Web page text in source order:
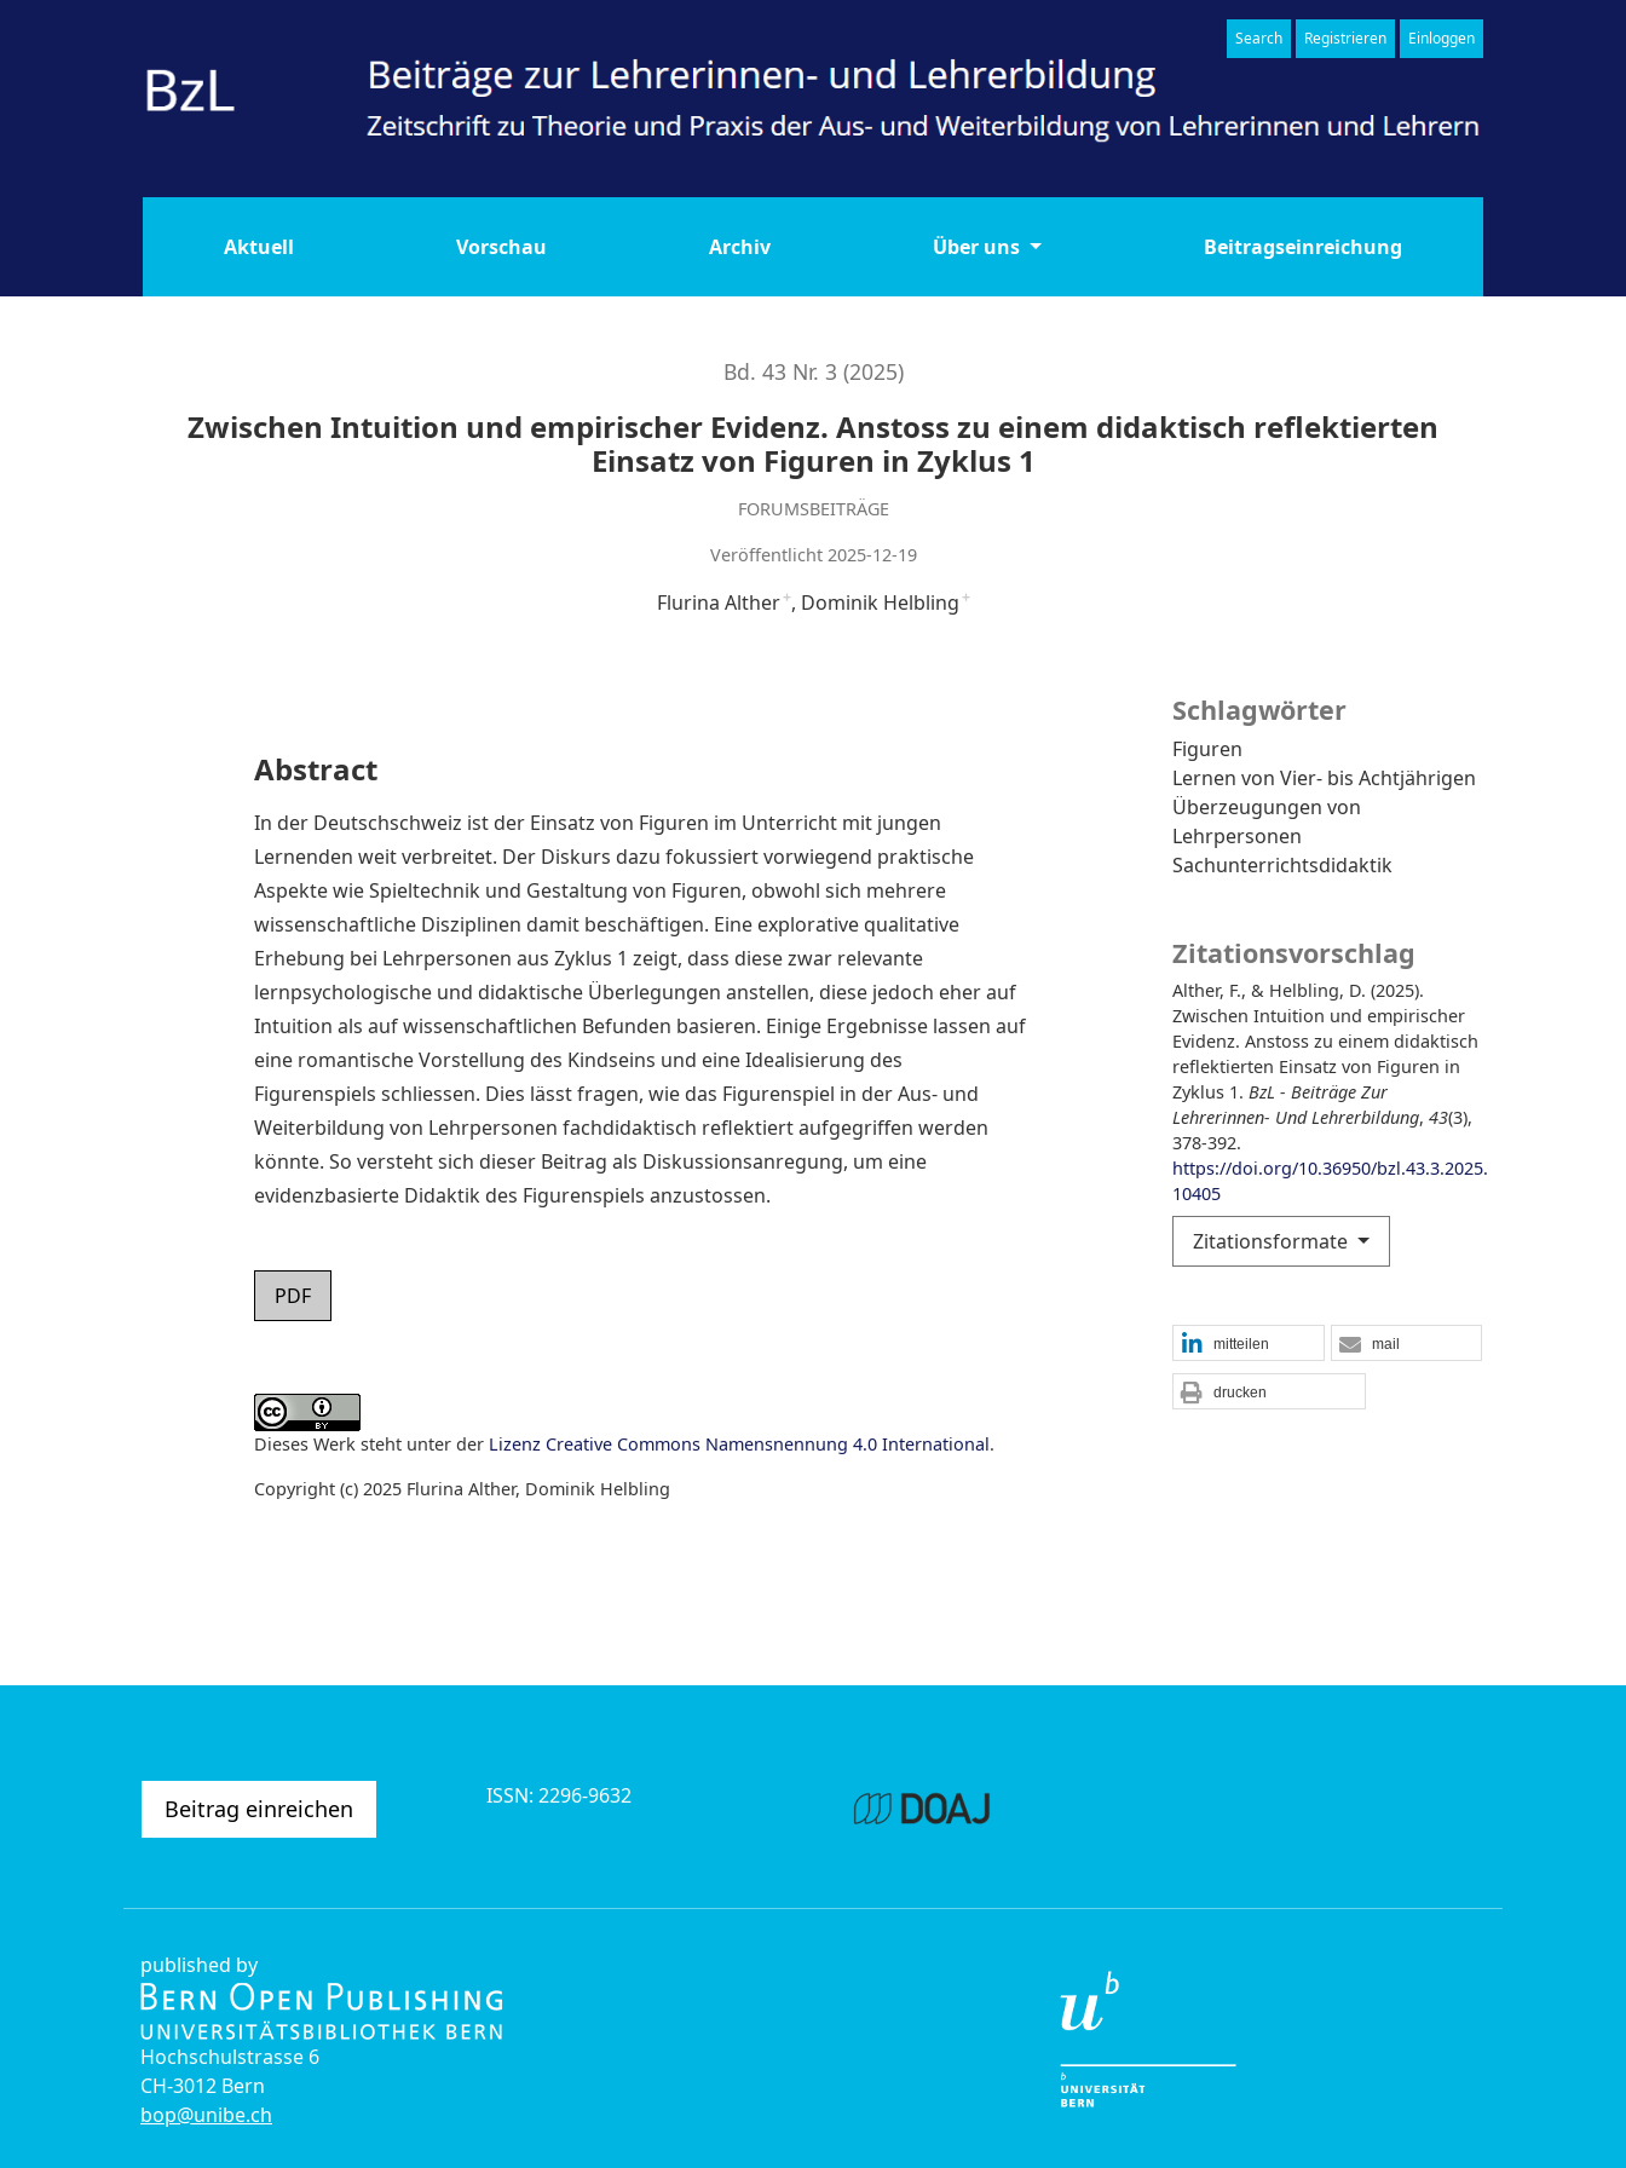
Aktuell Vorschau Archiv Über uns Beitragseinreichung
Search Registrieren Einloggen
Bd. 43 Nr. 3 (2025)
Zwischen Intuition und empirischer Evidenz. Anstoss zu einem didaktisch reflektierten
Einsatz von Figuren in Zyklus 1
FORUMSBEITRÄGE
Veröffentlicht 2025-12-19
Flurina Alther+ Dominik Helbling +
Schlagwörter
Figuren
Lernen von Vier- bis Achtjährigen
Überzeugungen von
Lehrpersonen
Sachunterrichtsdidaktik
Zitationsvorschlag
Alther, F., & Helbling, D. (2025).
Zwischen Intuition und empirischer
Evidenz. Anstoss zu einem didaktisch
reflektierten Einsatz von Figuren in
Zyklus 1. BzL - Beiträge Zur
Lehrerinnen- Und Lehrerbildung, 43(3),
378-392.
https://doi.org/10.36950/bzl.43.3.2025.
10405
Zitationsformate
mitteilen mail
drucken
Abstract
In der Deutschschweiz ist der Einsatz von Figuren im Unterricht mit jungen
Lernenden weit verbreitet. Der Diskurs dazu fokussiert vorwiegend praktische
Aspekte wie Spieltechnik und Gestaltung von Figuren, obwohl sich mehrere
wissenschaftliche Disziplinen damit beschäftigen. Eine explorative qualitative
Erhebung bei Lehrpersonen aus Zyklus 1 zeigt, dass diese zwar relevante
lernpsychologische und didaktische Überlegungen anstellen, diese jedoch eher auf
Intuition als auf wissenschaftlichen Befunden basieren. Einige Ergebnisse lassen auf
eine romantische Vorstellung des Kindseins und eine Idealisierung des
Figurenspiels schliessen. Dies lässt fragen, wie das Figurenspiel in der Aus- und
Weiterbildung von Lehrpersonen fachdidaktisch reflektiert aufgegriffen werden
könnte. So versteht sich dieser Beitrag als Diskussionsanregung, um eine
evidenzbasierte Didaktik des Figurenspiels anzustossen.
PDF
Dieses Werk steht unter der Lizenz Creative Commons Namensnennung 4.0 International.
Copyright (c) 2025 Flurina Alther, Dominik Helbling
Beitrag einreichen ISSN: 2296-9632
published by
Hochschulstrasse 6
CH-3012 Bern
bop@unibe.ch